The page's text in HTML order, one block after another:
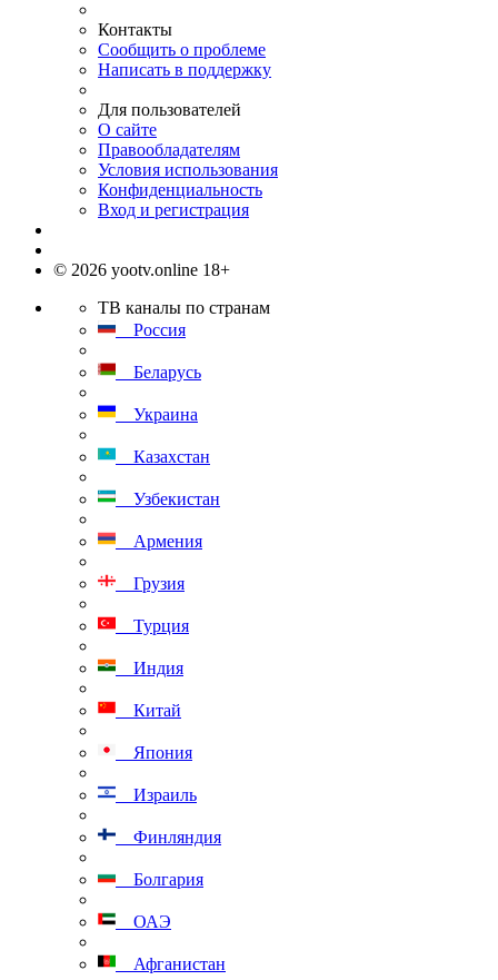
Контакты
Сообщить о проблеме
Написать в поддержку
Для пользователей
О сайте
Правообладателям
Условия использования
Конфиденциальность
Вход и регистрация
© 2026 yootv.online 18+
ТВ каналы по странам
Россия
Беларусь
Украина
Казахстан
Узбекистан
Армения
Грузия
Турция
Индия
Китай
Япония
Израиль
Финляндия
Болгария
ОАЭ
Афганистан